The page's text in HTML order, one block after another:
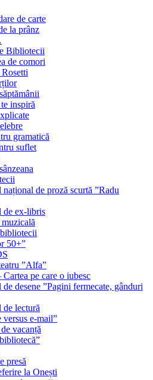
de carte
la prânz
Bibliotecii
de comori
inspiră
gramatică
suflet
de proză scurtă ”Radu
de ex-libris
50+”
”Alfa”
Cartea pe care o iubesc
desene ”Pagini fermecate, gânduri
de lectură
versus e-mail”
vacanță
presă
la Onești